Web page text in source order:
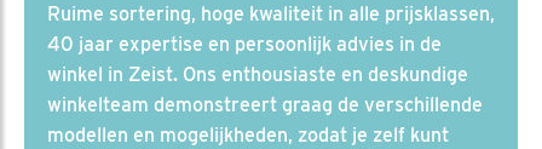
Ruime sortering, hoge kwaliteit in alle prijsklassen,
40 jaar expertise en persoonlijk advies in de
winkel in Zeist. Ons enthousiaste en deskundige
winkelteam demonstreert graag de verschillende
modellen en mogelijkheden, zodat je zelf kunt